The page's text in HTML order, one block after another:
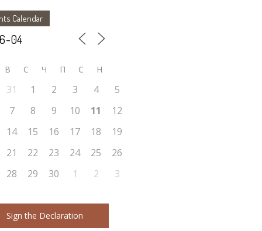
Calendar
В С Ч П С Н
31 1 2 3 4
5
7 8 9 10 11
12
14 15 16 17 18
19
21 22 23 24 25
26
28 29 30 1 2 3
Sign the Declaration